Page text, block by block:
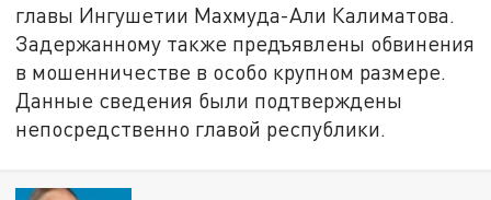
главы Ингушетии Махмуда-Али Калиматова.
Задержанному также предъявлены обвинения
в мошенничестве в особо крупном размере.
Данные сведения были подтверждены
непосредственно главой республики.